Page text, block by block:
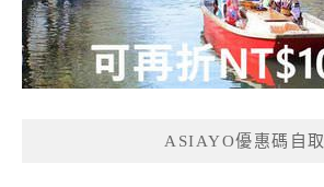
ASIAYO優惠碼自取